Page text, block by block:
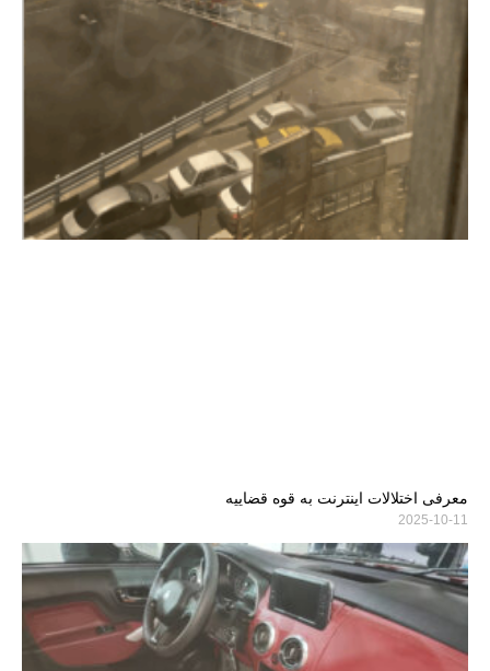
معرفی اختلالات اینترنت به قوه قضاییه
2025-10-11